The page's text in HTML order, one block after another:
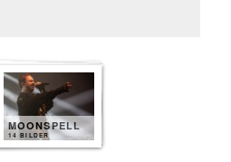
MOONSPELL
14 BILDER